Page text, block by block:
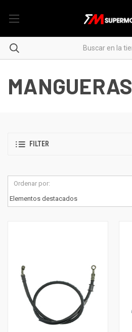
MANGUERAS
FILTER
Ordenar por: